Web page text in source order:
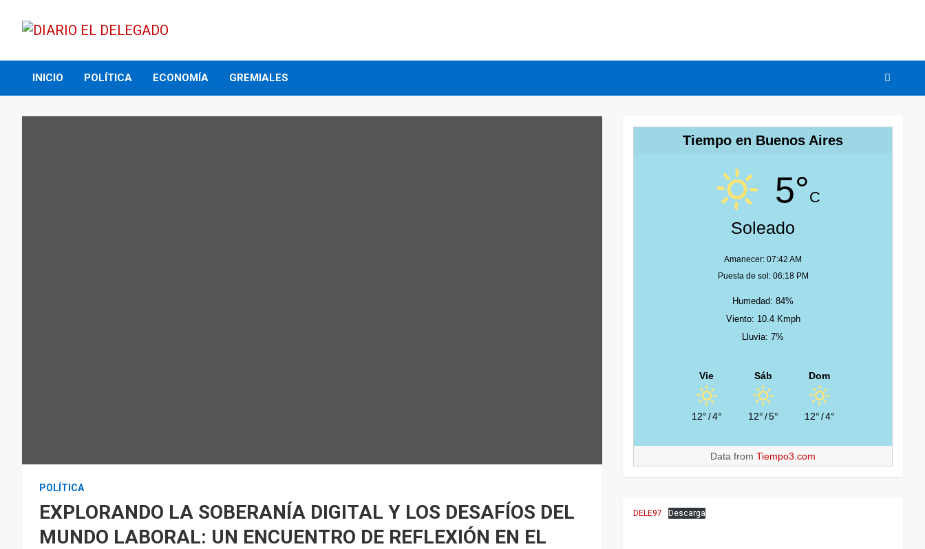
content
DIARIO EL DELEGADO
INICIO POLÍTICA ECONOMÍA GREMIALES
POLÍTICA
EXPLORANDO LA SOBERANÍA DIGITAL Y LOS DESAFÍOS DEL
MUNDO LABORAL: UN ENCUENTRO DE REFLEXIÓN EN EL
Tiempo en Buenos Aires
5°C
Soleado
Amanecer: 07:42 AM
Puesta de sol: 06:18 PM
Humedad: 84%
Viento: 10.4 Kmph
Lluvia: 7%
Vie
12°/4°
Sáb
12°/5°
Dom
12°/4°
Data fromTiempo3.com
DELE97 Descarga